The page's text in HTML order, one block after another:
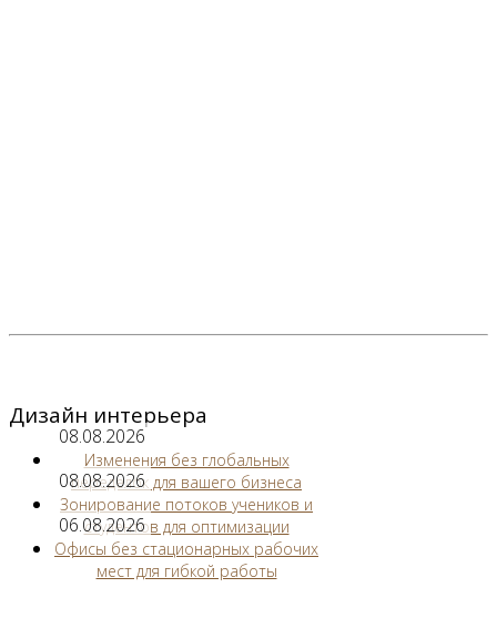
Дизайн интерьера
08.08.2026
Изменения без глобальных
переделок для вашего бизнеса
08.08.2026
Зонирование потоков учеников и
студентов для оптимизации
06.08.2026
Офисы без стационарных рабочих
мест для гибкой работы